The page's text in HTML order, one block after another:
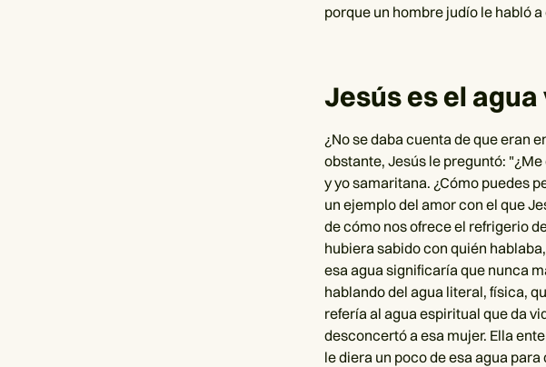
porque un hombre judío le habló
Jesús es el agua
¿No se daba cuenta de que eran
obstante, Jesús le preguntó:
y yo samaritana. ¿Cómo puedes
un ejemplo del amor con el que
de cómo nos ofrece el refrigerio
hubiera sabido con quién
esa agua significaría que nunca
hablando del agua literal, física,
refería al agua espiritual que da
desconcertó a esa mujer. Ella
le diera un poco de esa agua para